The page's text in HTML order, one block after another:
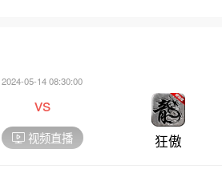
2024-05-14 08:30:00
vs
视频直播 狂傲